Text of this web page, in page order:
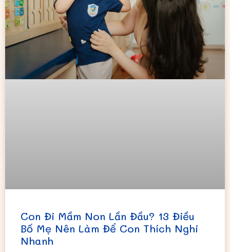
Con Đi Mầm Non Lần Đầu? 13 Điều
Bố Mẹ Nên Làm Để Con Thích Nghi
Nhanh